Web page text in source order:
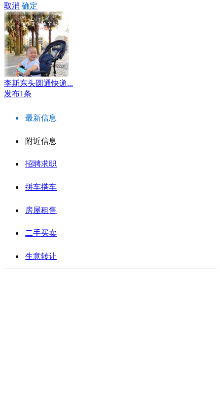
取消 确定
李斯东头圆通快递...
发布1条
最新信息
附近信息
招聘求职
拼车搭车
房屋租售
二手买卖
生意转让